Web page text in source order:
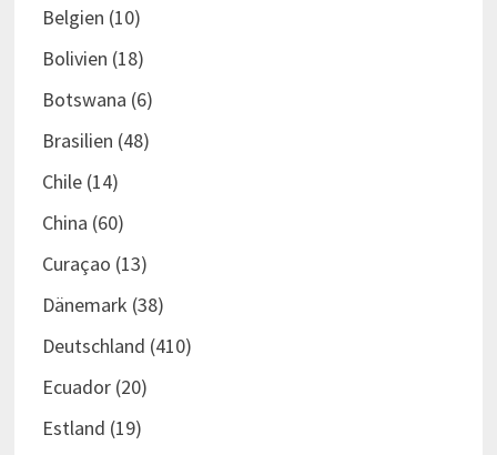
Belgien (10)
Bolivien (18)
Botswana (6)
Brasilien (48)
Chile(14)
China (60)
Curaçao (13)
Dänemark (38)
Deutschland (410)
Ecuador(20)
Estland (19)